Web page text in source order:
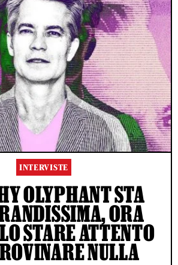
INTERVISTE
OLYPHANT STA
ORA
STARE ATTENTO
NULLA